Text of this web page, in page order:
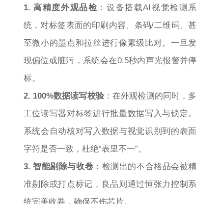
1. 高精度外观品检 ：设备搭载AI视觉检测系
统，对标签表面的印刷内容、条码/二维码、甚
至微小的墨点和拉丝进行像素级比对。一旦发
现偏位或脏污，系统会在0.5秒内声光报警并停
标。
2. 100%数据读写校验：在外观检测的同时，多
工位读写器对标签进行批量数据写入与锁定。
系统会自动核对写入数据与视觉识别到的表面
字符是否一致，杜绝“表里不一”。
3. 智能剔除与收卷 ：检测出的不合格品会被精
准剔除或打点标记，良品则通过恒张力控制系
统完美收卷，确保不伤芯片。